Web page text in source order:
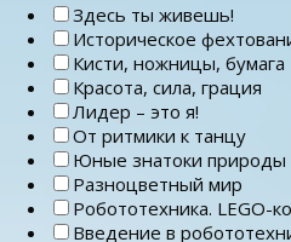
Здесь ты живешь!
Историческое
Кисти, ножницы, бумага
Красота, сила, грация
Лидер – это я!
От ритмики к танцу
Юные знатоки природы
Разноцветный мир
Робототехника. LEGO-
Введение в